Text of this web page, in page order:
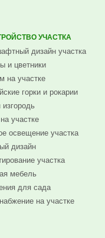
УЧАСТКА
дизайн участка
и цветники
на участке
горки и рокарии
участке
освещение участка
дизайн
участка
мебель
для сада
на участке